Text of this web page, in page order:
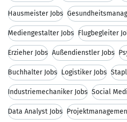
Hausmeister Jobs
Mediengestalter Jobs Flugbegleiter
Erzieher Jobs Außendienstler Jobs
Buchhalter Jobs Logistiker Jobs
Industriemechaniker Jobs Social
Data Analyst Jobs